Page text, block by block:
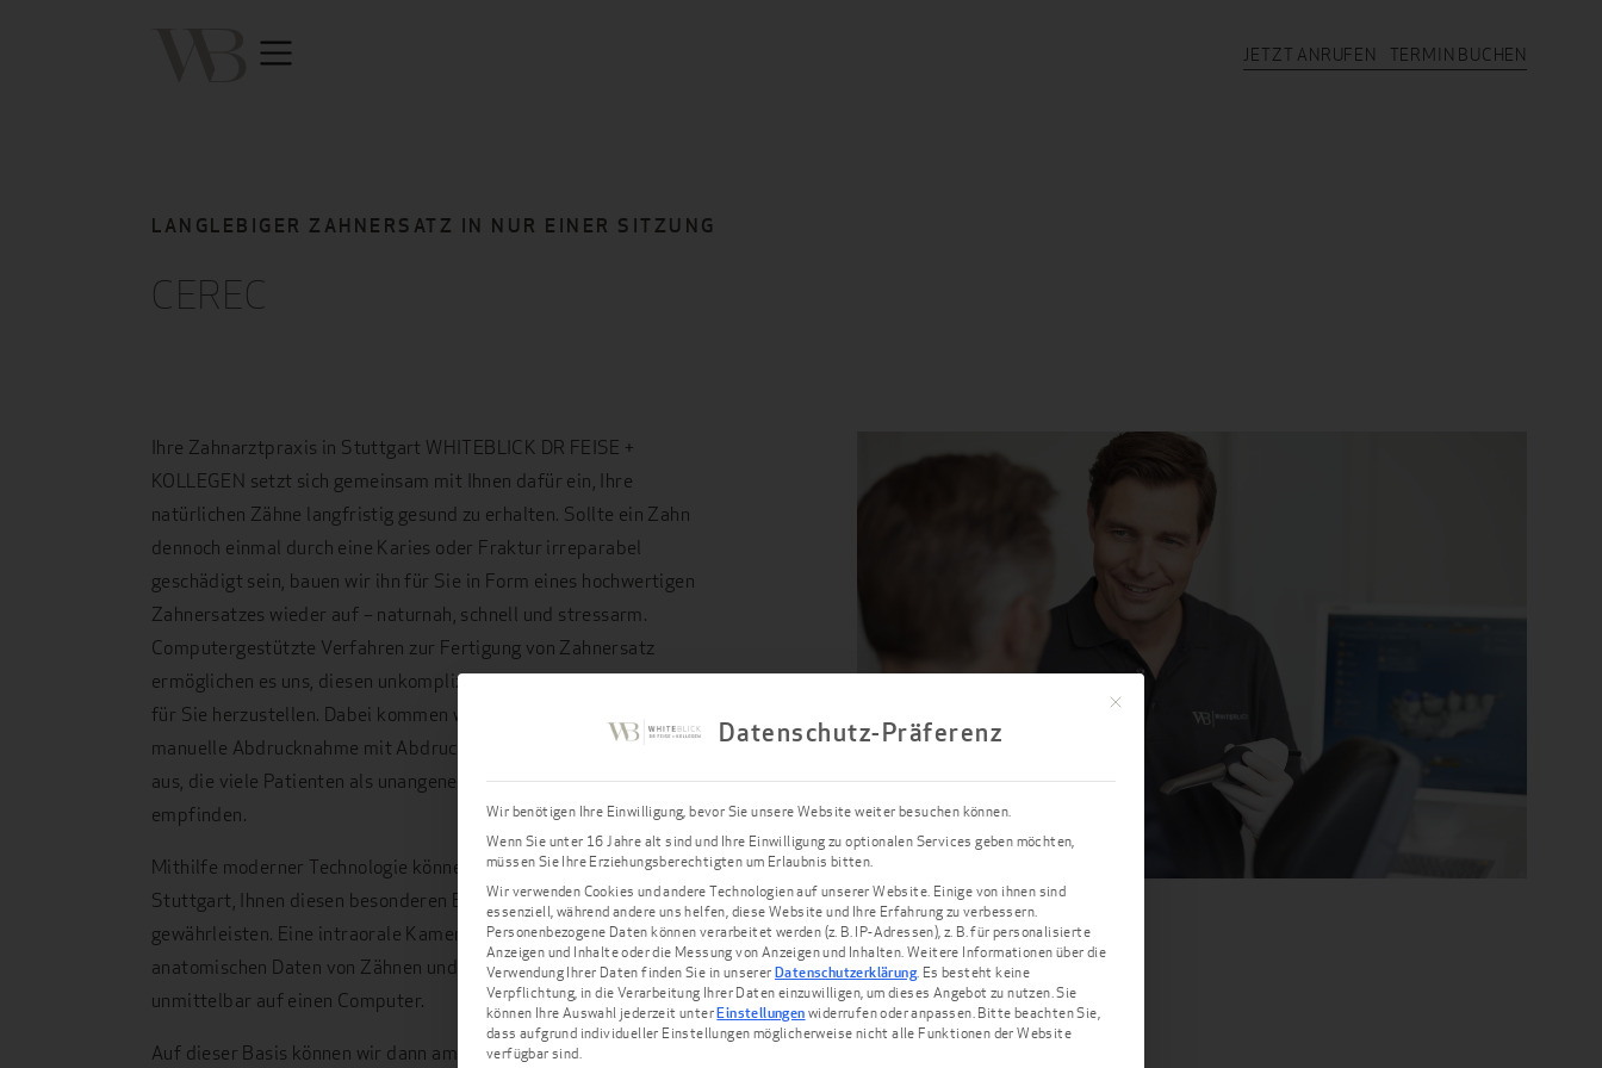
JETZT ANRUFEN TERMIN BUCHEN
LANGLEBIGER ZAHNERSATZ IN NUR EINER SITZUNG
CEREC
Ihre Zahnarztpraxis in Stuttgart WHITEBLICK DR FEISE +
KOLLEGEN setzt sich gemeinsam mit Ihnen dafür ein, Ihre
natürlichen Zähne langfristig gesund zu erhalten. Sollte ein Zahn
dennoch einmal durch eine Karies oder Fraktur irreparabel
geschädigt sein, bauen wir ihn für Sie in Form eines hochwertigen
Zahnersatzes wieder auf – naturnah, schnell und stressarm.
Computergestützte Verfahren zur Fertigung von Zahnersatz
ermöglichen es uns, diesen unkompliziert innerhalb einer Sitzung
für Sie herzustellen. Dabei kommen wir auch ohne die übliche
manuelle Abdrucknahme mit Abdruckmasse und Abdrucklöffel
aus, die viele Patienten als unangenehm und beklemmend
empfinden.
Mithilfe moderner Technologie können wir, Ihr Zahnarzt in
Stuttgart, Ihnen diesen besonderen Behandlungskomfort
gewährleisten. Eine intraorale Kamera scannt alle relevanten
anatomischen Daten von Zähnen und Kiefer und überträgt diese
unmittelbar auf einen Computer.
Auf dieser Basis können wir dann am Bildschirm Ihren Zahnersatz
Mit diesem Button wird der Dialog geschlossen. Seine Funktionalität ist
Datenschutz-Präferenz
Wir benötigen Ihre Einwilligung, bevor Sie unsere Website weiter besuchen können.
Wenn Sie unter 16 Jahre alt sind und Ihre Einwilligung zu optionalen Services geben möchten,
müssen Sie Ihre Erziehungsberechtigten um Erlaubnis bitten.
Wir verwenden Cookies und andere Technologien auf unserer Website. Einige von ihnen sind
essenziell, während andere uns helfen, diese Website und Ihre Erfahrung zu verbessern.
Personenbezogene Daten können verarbeitet werden (z. B. IP-Adressen), z. B. für personalisierte
Anzeigen und Inhalte oder die Messung von Anzeigen und Inhalten.Weitere Informationen über die
Verwendung Ihrer Daten finden Sie in unsererDatenschutzerklärung. Es besteht keine
Verpflichtung, in die Verarbeitung Ihrer Daten einzuwilligen, um dieses Angebot zu nutzen.Sie
können Ihre Auswahl jederzeit unterEinstellungenwiderrufen oder anpassen.Bitte beachten Sie,
dass aufgrund individueller Einstellungen möglicherweise nicht alle Funktionen der Website
verfügbar sind.